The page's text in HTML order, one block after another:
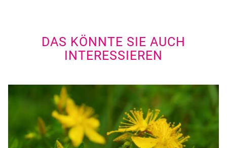
DAS KÖNNTE SIE AUCH
INTERESSIEREN